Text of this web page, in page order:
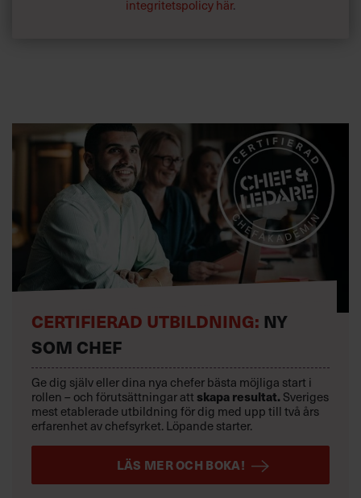
integritetspolicy här.
CERTIFIERAD UTBILDNING: NY
SOM CHEF
Ge dig själv eller dina nya chefer bästa möjliga start i
rollen – och förutsättningar att skapa resultat. Sveriges
mest etablerade utbildning för dig med upp till två års
erfarenhet av chefsyrket. Löpande starter.
LÄS MER OCH BOKA!